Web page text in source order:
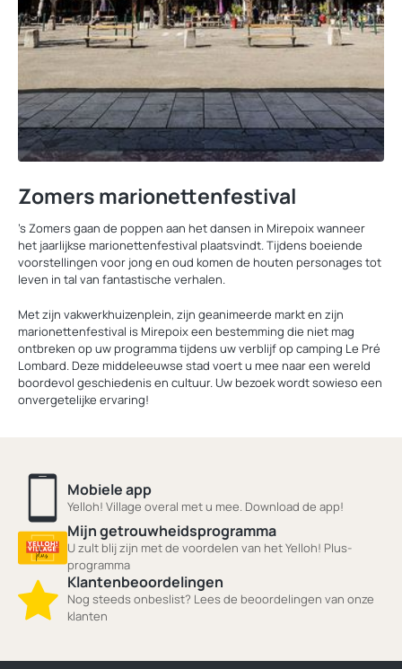
Zomers marionettenfestival
’s Zomers gaan de poppen aan het dansen in Mirepoix wanneer
het jaarlijkse marionettenfestival plaatsvindt. Tijdens boeiende
voorstellingen voor jong en oud komen de houten personages tot
leven in tal van fantastische verhalen.
Met zijn vakwerkhuizenplein, zijn geanimeerde markt en zijn
marionettenfestival is Mirepoix een bestemming die niet mag
ontbreken op uw programma tijdens uw verblijf op camping Le Pré
Lombard. Deze middeleeuwse stad voert u mee naar een wereld
boordevol geschiedenis en cultuur. Uw bezoek wordt sowieso een
onvergetelijke ervaring!
Mobiele app
Yelloh! Village overal met u mee. Download de app!
Mijn getrouwheidsprogramma
U zult blij zijn met de voordelen van het Yelloh! Plus-
programma
Klantenbeoordelingen
Nog steeds onbeslist? Lees de beoordelingen van onze
klanten